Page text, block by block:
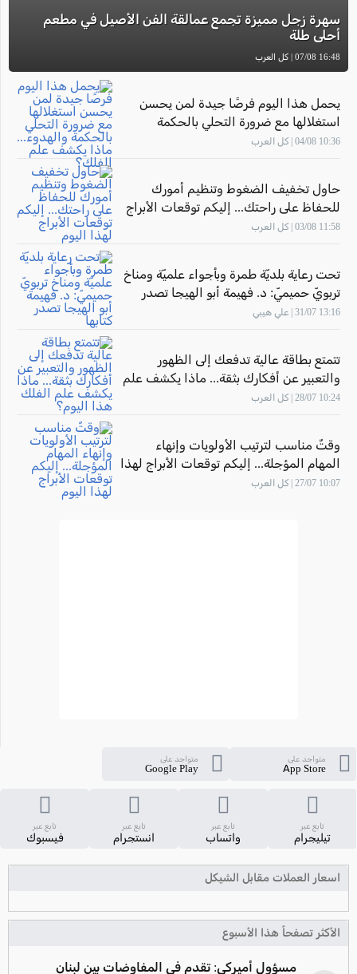
سهرة زجل مميزة تجمع عمالقة الفن الأصيل في مطعم
أحلى طلة
16:48 07/08 | كل العرب
يحمل هذا اليوم فرصًا جيدة لمن يحسن
استغلالها مع ضرورة التحلي بالحكمة
والهدوء... ماذا يكشف علم الفلك؟
10:36 04/08 | كل العرب
حاول تخفيف الضغوط وتنظيم أمورك
للحفاظ على راحتك... إليكم توقعات الأبراج
لهذا اليوم
11:58 03/08 | كل العرب
تحت رعاية بلديّة طمرة وبأجواء علميّة ومناخ
تربويّ حميميّ: د. فهيمة أبو الهيجا تصدر
كتابها "أثر المهارة" بحضور الاتّحاد القطريّ
13:16 31/07 | علي هيبي
تتمتع بطاقة عالية تدفعك إلى الظهور
والتعبير عن أفكارك بثقة... ماذا يكشف علم
الفلك هذا اليوم؟
10:24 28/07 | كل العرب
وقتٌ مناسب لترتيب الأولويات وإنهاء
المهام المؤجلة... إليكم توقعات الأبراج لهذا
اليوم
10:07 27/07 | كل العرب
متواجد على
App Store
متواجد على
Google Play
تابع عبر
تيليجرام
تابع عبر
واتساب
تابع عبر
انستجرام
تابع عبر
فيسبوك
اسعار العملات مقابل الشيكل
الأكثر تصفحاً هذا الأسبوع
مسؤول أميركي: تقدم في المفاوضات بين لبنان